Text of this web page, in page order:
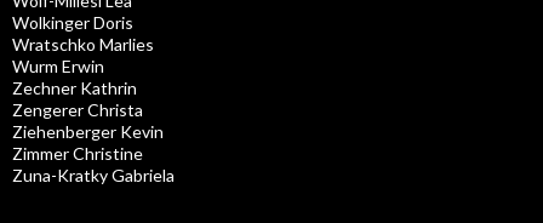
Wolkinger Doris
Wratschko Marlies
Wurm Erwin
Zechner Kathrin
Zengerer Christa
Ziehenberger Kevin
Zimmer Christine
Zuna-Kratky Gabriela